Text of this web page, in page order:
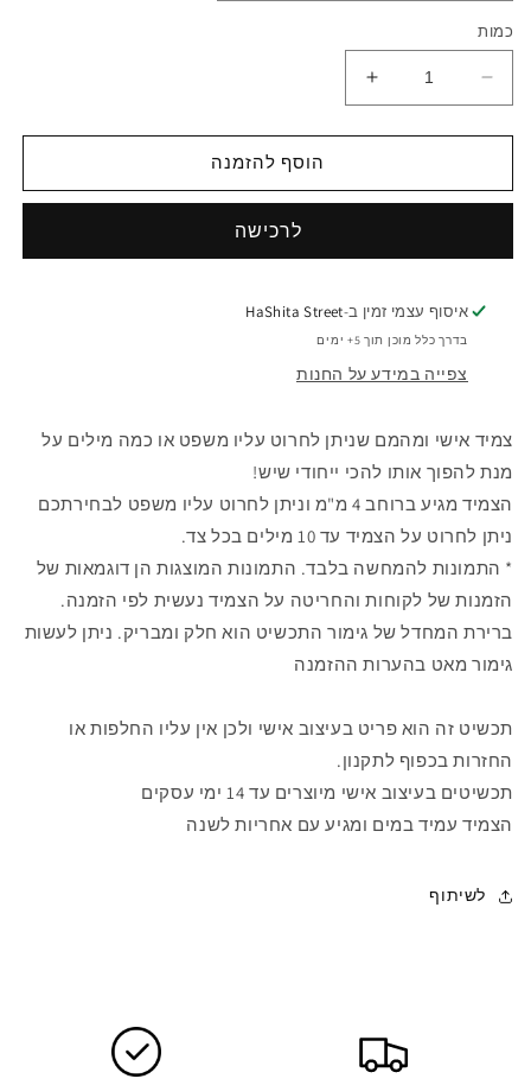
כמות
הפחתת
כמות
לצמיד
קשיח
הגדלת
כמות
לצמיד
חריטה
קשיח
הוסף להזמנה
איסוף עצמי זמין ב-HaShita Street
בדרך כלל מוכן תוך 5+ ימים
צפייה במידע על החנות
צמיד אישי ומהמם שניתן לחרוט עליו משפט או כמה מילים על
מנת להפוך אותו להכי ייחודי שיש!
הצמיד מגיע ברוחב 4 מ"מ וניתן לחרוט עליו משפט לבחירתכם
ניתן לחרוט על הצמיד עד 10 מילים בכל צד.
* התמונות להמחשה בלבד. התמונות המוצגות הן דוגמאות של
הזמנות של לקוחות והחריטה על הצמיד נעשית לפי הזמנה.
ברירת המחדל של גימור התכשיט הוא חלק ומבריק. ניתן לעשות
גימור מאט בהערות ההזמנה
תכשיט זה הוא פריט בעיצוב אישי ולכן אין עליו החלפות או
החזרות בכפוף לתקנון.
תכשיטים בעיצוב אישי מיוצרים עד 14 ימי עסקים
הצמיד עמיד במים ומגיע עם אחריות לשנה
לשיתוף